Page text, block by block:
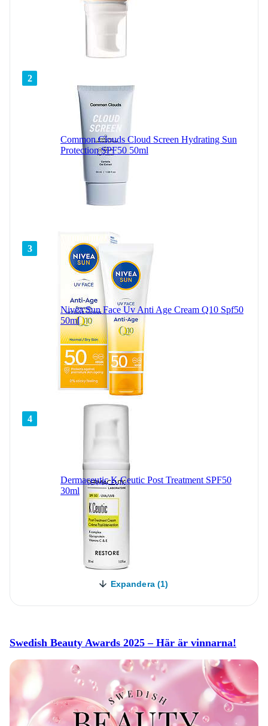
2
Common Clouds Cloud Screen Hydrating Sun
Protection SPF50 50ml
3
Nivea Sun Face Uv Anti Age Cream Q10 Spf50
50ml
4
Dermaceutic K Ceutic Post Treatment SPF50
30ml
Expandera (1)
Swedish Beauty Awards 2025 – Här är vinnarna!